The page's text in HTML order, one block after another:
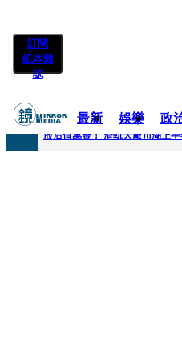
訂閱
紙本雜
誌
最新 娛樂 政
快訊
股后值萬金！ 滑軌大廠川湖上